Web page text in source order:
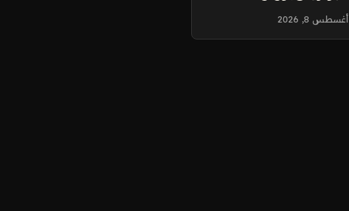
غيمارايس من نيوكاسل
أغسطس 8, 2026